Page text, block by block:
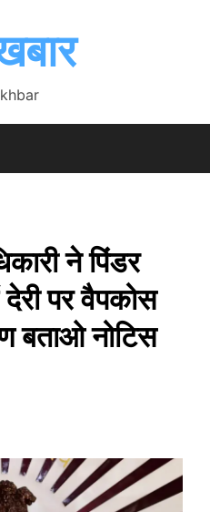
ने पिंडर
देरी पर वैपकोस
बताओ नोटिस